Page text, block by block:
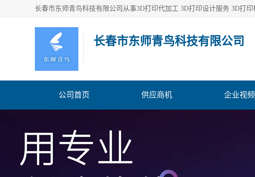
长春市东师青鸟科技有限公司
公司首页 供应商机 企业视频